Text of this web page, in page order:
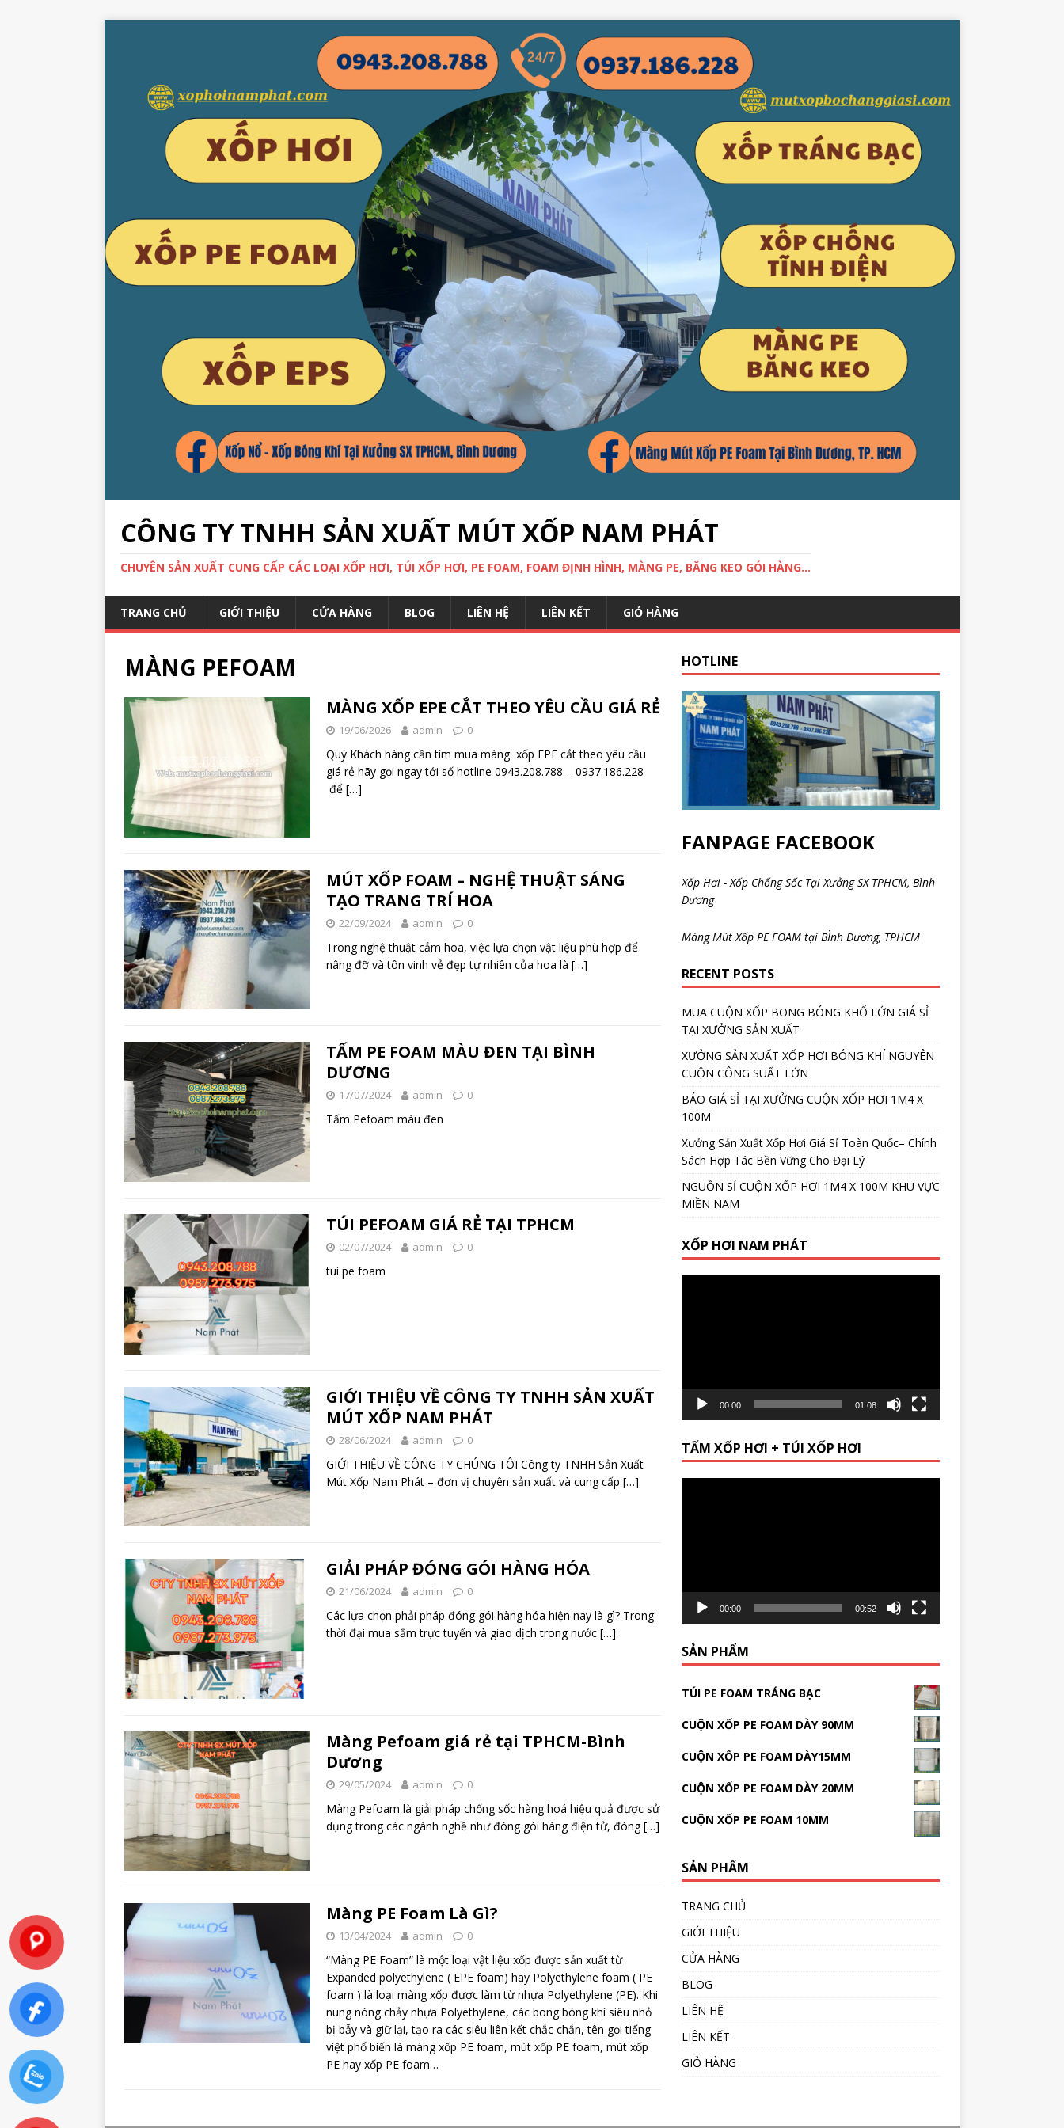
CÔNG TY TNHH SẢN XUẤT MÚT XỐP NAM PHÁT
CHUYÊN SẢN XUẤT CUNG CẤP CÁC LOẠI XỐP HƠI, TÚI XỐP HƠI, PE FOAM, FOAM ĐỊNH HÌNH, MÀNG PE, BĂNG KEO GÓI HÀNG...
TRANG CHỦ GIỚI THIỆU CỬA HÀNG BLOG LIÊN HỆ LIÊN KẾT GIỎ HÀNG
MÀNG PEFOAM
MÀNG XỐP EPE CẮT THEO YÊU CẦU GIÁ RẺ
19/06/2026 admin 0
Quý Khách hàng cần tìm mua màng xốp EPE cắt theo yêu cầu
giá rẻ hãy gọi ngay tới số hotline 0943.208.788 – 0937.186.228
để […]
MÚT XỐP FOAM – NGHỆ THUẬT SÁNG
TẠO TRANG TRÍ HOA
22/09/2024 admin 0
Trong nghệ thuật cắm hoa, việc lựa chọn vật liệu phù hợp để
nâng đỡ và tôn vinh vẻ đẹp tự nhiên của hoa là […]
TẤM PE FOAM MÀU ĐEN TẠI BÌNH
DƯƠNG
17/07/2024 admin 0
Tấm Pefoam màu đen
TÚI PEFOAM GIÁ RẺ TẠI TPHCM
02/07/2024 admin 0
tui pe foam
GIỚI THIỆU VỀ CÔNG TY TNHH SẢN XUẤT
MÚT XỐP NAM PHÁT
28/06/2024 admin 0
GIỚI THIỆU VỀ CÔNG TY CHÚNG TÔI Công ty TNHH Sản Xuất
Mút Xốp Nam Phát – đơn vị chuyên sản xuất và cung cấp […]
GIẢI PHÁP ĐÓNG GÓI HÀNG HÓA
21/06/2024 admin 0
Các lựa chọn phải pháp đóng gói hàng hóa hiện nay là gì? Trong
thời đại mua sắm trực tuyến và giao dịch trong nước […]
Màng Pefoam giá rẻ tại TPHCM-Bình
Dương
29/05/2024 admin 0
Màng Pefoam là giải pháp chống sốc hàng hoá hiệu quả được sử
dụng trong các ngành nghề như đóng gói hàng điện tử, đóng[…]
Màng PE Foam Là Gì?
13/04/2024 admin 0
“Màng PE Foam” là một loại vật liệu xốp được sản xuất từ
Expanded polyethylene ( EPE foam) hay Polyethylene foam ( PE
foam ) là loại màng xốp được làm từ nhựa Polyethylene (PE). Khi
nung nóng chảy nhựa Polyethylene, các bong bóng khí siêu nhỏ
bị bẫy và giữ lại, tạo ra các siêu liên kết chắc chắn, tên gọi tiếng
việt phổ biến là màng xốp PE foam, mút xốp PE foam, mút xốp
PE hay xốp PE foam…
HOTLINE
FANPAGE FACEBOOK
Xốp Hơi - Xốp Chống Sốc Tại Xưởng SX TPHCM, Bình
Dương
Màng Mút Xốp PE FOAM tại BÌnh Dương, TPHCM
RECENT POSTS
MUA CUỘN XỐP BONG BÓNG KHỔ LỚN GIÁ SỈ
TẠI XƯỞNG SẢN XUẤT
XƯỞNG SẢN XUẤT XỐP HƠI BÓNG KHÍ NGUYÊN
CUỘN CÔNG SUẤT LỚN
BÁO GIÁ SỈ TẠI XƯỞNG CUỘN XỐP HƠI 1M4 X
100M
Xưởng Sản Xuất Xốp Hơi Giá Sỉ Toàn Quốc– Chính
Sách Hợp Tác Bền Vững Cho Đại Lý
NGUỒN SỈ CUỘN XỐP HƠI 1M4 X 100M KHU VỰC
MIỀN NAM
XỐP HƠI NAM PHÁT
00:00 01:08
TẤM XỐP HƠI + TÚI XỐP HƠI
00:00 00:52
SẢN PHẨM
TÚI PE FOAM TRÁNG BẠC
CUỘN XỐP PE FOAM DÀY 90MM
CUỘN XỐP PE FOAM DÀY15MM
CUỘN XỐP PE FOAM DÀY 20MM
CUỘN XỐP PE FOAM 10MM
SẢN PHẨM
TRANG CHỦ
GIỚI THIỆU
CỬA HÀNG
BLOG
LIÊN HỆ
LIÊN KẾT
GIỎ HÀNG